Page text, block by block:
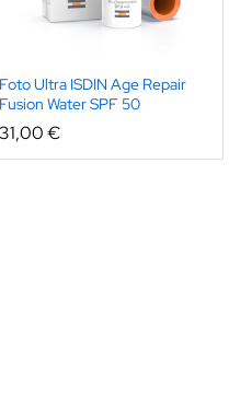
Foto Ultra ISDIN Age Repair
Fusion Water SPF 50
31,00€